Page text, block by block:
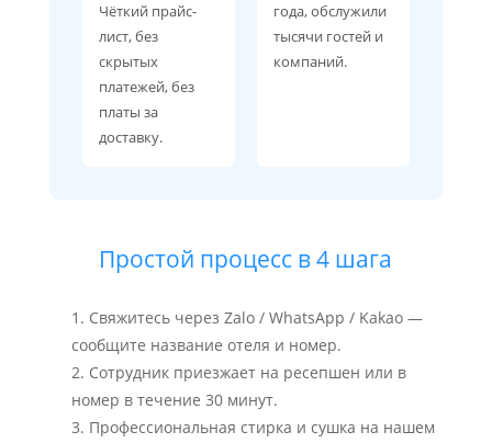
Чёткий прайс-
лист, без
скрытых
платежей, без
платы за
доставку.
года, обслужили
тысячи гостей и
компаний.
Простой процесс в 4 шага
Свяжитесь через Zalo / WhatsApp / Kakao —
сообщите название отеля и номер.
Сотрудник приезжает на ресепшен или в
номер в течение 30 минут.
Профессиональная стирка и сушка на нашем